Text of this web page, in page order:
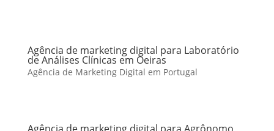
Agência de marketing digital para Laboratório
de Análises Clínicas em Oeiras
Agência de Marketing Digital em Portugal